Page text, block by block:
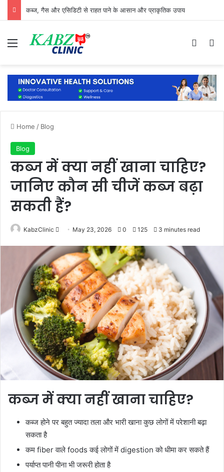
कब्ज, गैस और एसिडिटी से राहत पाने के आसान और प्राकृतिक उपाय
Menu Log In
Home / Blog
Blog
कब्ज में क्या नहीं खाना चाहिए?
जानिए कौन सी चीजें कब्ज बढ़ा
सकती हैं?
KabzClinic
Send
email
May 23, 2026 0 125 3 minutes read
कब्ज में क्या नहीं खाना चाहिए?
कब्ज होने पर बहुत ज्यादा तला और भारी खाना कुछ लोगों में परेशानी बढ़ा
सकता है
कम fiber वाले foods कई लोगों में digestion को धीमा कर सकते हैं
पर्याप्त पानी पीना भी जरूरी होता है